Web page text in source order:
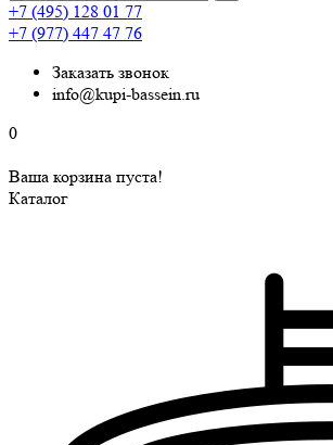
+7 (495) 128 01 77
+7 (977) 447 47 76
Заказать звонок
info@kupi-bassein.ru
0
Ваша корзина пуста!
Каталог